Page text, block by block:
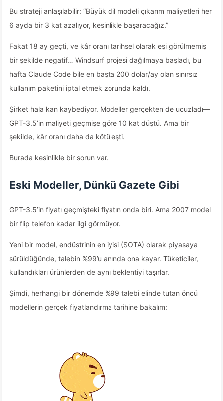
Bu strateji anlaşılabilir: “Büyük dil modeli çıkarım maliyetleri her
6 ayda bir 3 kat azalıyor, kesinlikle başaracağız.”
Fakat 18 ay geçti, ve kâr oranı tarihsel olarak eşi görülmemiş
bir şekilde negatif… Windsurf projesi dağılmaya başladı, bu
hafta Claude Code bile en başta 200 dolar/ay olan sınırsız
kullanım paketini iptal etmek zorunda kaldı.
Şirket hala kan kaybediyor. Modeller gerçekten de ucuzladı—
GPT-3.5’in maliyeti geçmişe göre 10 kat düştü. Ama bir
şekilde, kâr oranı daha da kötüleşti.
Burada kesinlikle bir sorun var.
Eski Modeller, Dünkü Gazete Gibi
GPT-3.5’in fiyatı geçmişteki fiyatın onda biri. Ama 2007 model
bir flip telefon kadar ilgi görmüyor.
Yeni bir model, endüstrinin en iyisi (SOTA) olarak piyasaya
sürüldüğünde, talebin %99’u anında ona kayar. Tüketiciler,
kullandıkları ürünlerden de aynı beklentiyi taşırlar.
Şimdi, herhangi bir dönemde %99 talebi elinde tutan öncü
modellerin gerçek fiyatlandırma tarihine bakalım: